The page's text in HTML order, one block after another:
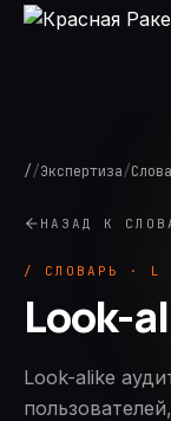
//Экспертиза/
НАЗАД К
/ СЛОВАРЬ · L
Look-
Look-alike